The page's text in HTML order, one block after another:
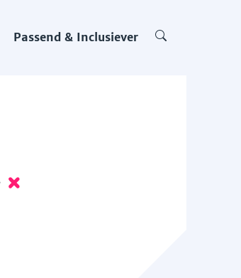
Passend & Inclusiever